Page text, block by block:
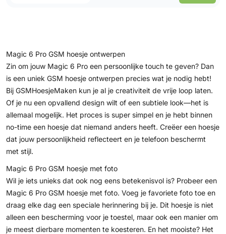
Magic 6 Pro GSM hoesje ontwerpen
Zin om jouw Magic 6 Pro een persoonlijke touch te geven? Dan
is een uniek GSM hoesje ontwerpen precies wat je nodig hebt!
Bij GSMHoesjeMaken kun je al je creativiteit de vrije loop laten.
Of je nu een opvallend design wilt of een subtiele look—het is
allemaal mogelijk. Het proces is super simpel en je hebt binnen
no-time een hoesje dat niemand anders heeft. Creëer een hoesje
dat jouw persoonlijkheid reflecteert en je telefoon beschermt
met stijl.
Magic 6 Pro GSM hoesje met foto
Wil je iets unieks dat ook nog eens betekenisvol is? Probeer een
Magic 6 Pro GSM hoesje met foto. Voeg je favoriete foto toe en
draag elke dag een speciale herinnering bij je. Dit hoesje is niet
alleen een bescherming voor je toestel, maar ook een manier om
je meest dierbare momenten te koesteren. En het mooiste? Het